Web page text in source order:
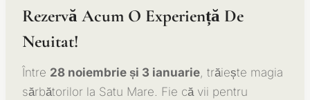
Rezervă Acum O Experiență De
Neuitat!
Între 28 noiembrie și 3 ianuarie, trăiește magia
sărbătorilor la Satu Mare. Fie că vii pentru